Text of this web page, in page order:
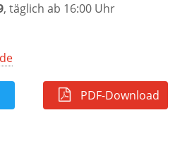
, täglich ab 16:00 Uhr
PDF-Download